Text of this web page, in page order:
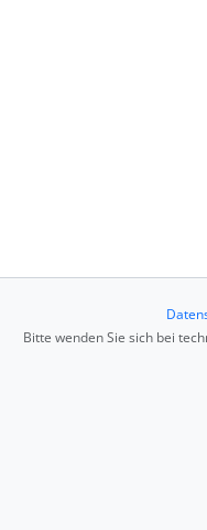
Bitte wenden Sie sich bei